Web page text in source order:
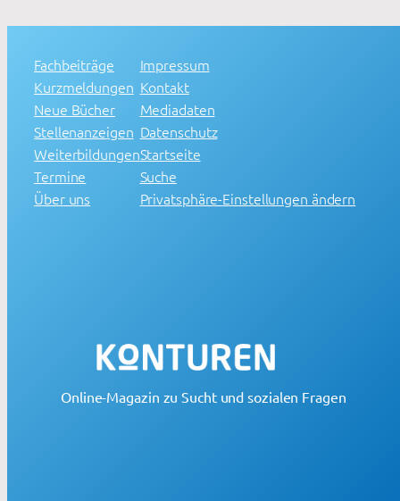
Fachbeiträge
Kurzmeldungen
Neue Bücher
Stellenanzeigen
Weiterbildungen
Termine
Über uns
Impressum
Kontakt
Mediadaten
Datenschutz
Startseite
Suche
Privatsphäre-Einstellungen ändern
Online-Magazin zu Sucht und sozialen Fragen